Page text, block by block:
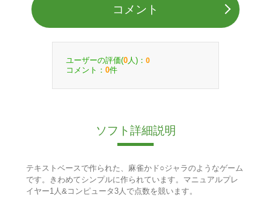
コメント
ユーザーの評価(0 人)： 0
コメント： 0件
ソフト詳細説明
テキストベースで作られた、麻雀かド○ジャラのようなゲーム
です。きわめてシンプルに作られています。マニュアルプレ
イヤー1人&コンピュータ3人で点数を競います。